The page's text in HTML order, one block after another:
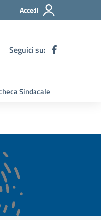
Accedi
Seguici su:
Sindacale